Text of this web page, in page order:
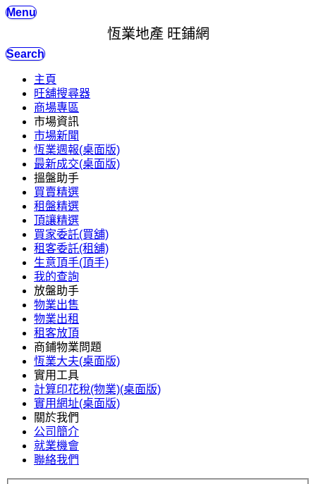
Menu
恆業地產 旺鋪網
Search
主頁
旺舖搜尋器
商場專區
市場資訊
市場新聞
恆業週報(桌面版)
最新成交(桌面版)
搵盤助手
買賣精選
租盤精選
頂讓精選
買家委託(買舖)
租客委託(租舖)
生意頂手(頂手)
我的查詢
放盤助手
物業出售
物業出租
租客放頂
商鋪物業問題
恆業大夫(桌面版)
實用工具
計算印花稅(物業)(桌面版)
實用網址(桌面版)
關於我們
公司簡介
就業機會
聯絡我們